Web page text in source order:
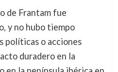
de Frantam fue
y no hubo tiempo
políticas o acciones
duradero en la